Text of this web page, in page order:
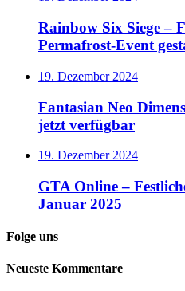
Rainbow Six Siege –
Permafrost-Event
19. Dezember 2024
Fantasian Neo
jetzt verfügbar
19. Dezember 2024
GTA Online –
Januar 2025
Folge uns
Neueste Kommentare